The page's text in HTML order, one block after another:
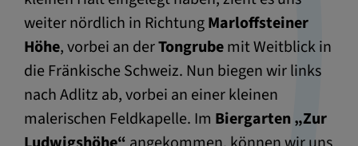
weiter nördlich in RichtungMarloffsteiner
Höhe, vorbei an derTongrubemit Weitblick in
die Fränkische Schweiz. Nun biegen wir links
nach Adlitz ab, vorbei an einer kleinen
malerischen Feldkapelle. Im Biergarten „Zur